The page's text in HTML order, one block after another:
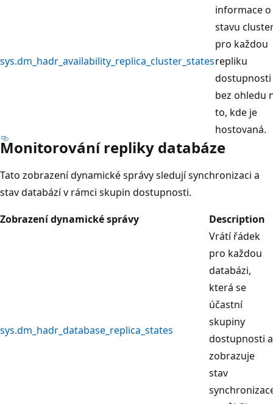
sys.dm_hadr_availability_replica_cluster_states
informace o
stavu
pro každou
repliku
dostupnosti
bez ohledu
to, kde je
hostovaná.
Monitorování repliky databáze
Tato zobrazení dynamické správy sledují synchronizaci a
stav databází v rámci skupin dostupnosti.
Zobrazení dynamické správy
Description
sys.dm_hadr_database_replica_states
Vrátí řádek
pro každou
databázi,
která se
účastní
skupiny
dostupnosti a
zobrazuje
stav